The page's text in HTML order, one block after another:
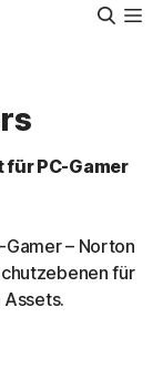
PC-Gamer
– Norton
für